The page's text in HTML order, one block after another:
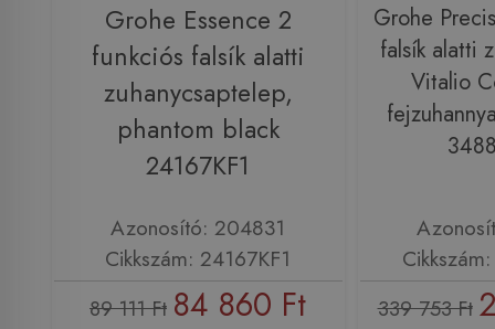
Grohe Essence 2
funkciós falsík alatti
zuhanycsaptelep,
phantom black
24167KF1
Azonosító: 204831
Cikkszám: 24167KF1
89 111 Ft 84 860 Ft
Grohe
falsík alatti
Vitalio
339 753 Ft